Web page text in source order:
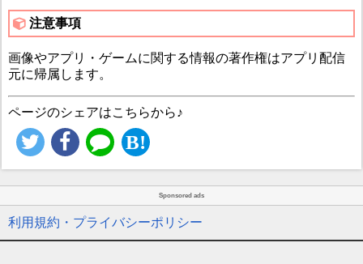
注意事項
画像やアプリ・ゲームに関する情報の著作権はアプリ配信
元に帰属します。
ページのシェアはこちらから♪
Sponsored ads
利用規約・プライバシーポリシー